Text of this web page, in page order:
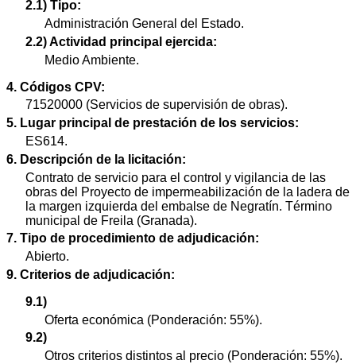
2.1) Tipo:
Administración General del Estado.
2.2) Actividad principal ejercida:
Medio Ambiente.
4. Códigos CPV:
71520000 (Servicios de supervisión de obras).
5. Lugar principal de prestación de los servicios:
ES614.
6. Descripción de la licitación:
Contrato de servicio para el control y vigilancia de las
obras del Proyecto de impermeabilización de la ladera de
la margen izquierda del embalse de Negratín. Término
municipal de Freila (Granada).
7. Tipo de procedimiento de adjudicación:
Abierto.
9. Criterios de adjudicación:
9.1)
Oferta económica (Ponderación: 55%).
9.2)
Otros criterios distintos al precio (Ponderación: 55%).